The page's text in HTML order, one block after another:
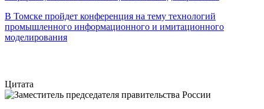
В Томске пройдет конференция на тему технологий
промышленного информационного и имитационного
моделирования
Цитата